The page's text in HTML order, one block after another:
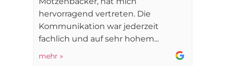
hervorragend vertreten. Die
Kommunikation war jederzeit
fachlich und auf sehr hohem...
mehr »